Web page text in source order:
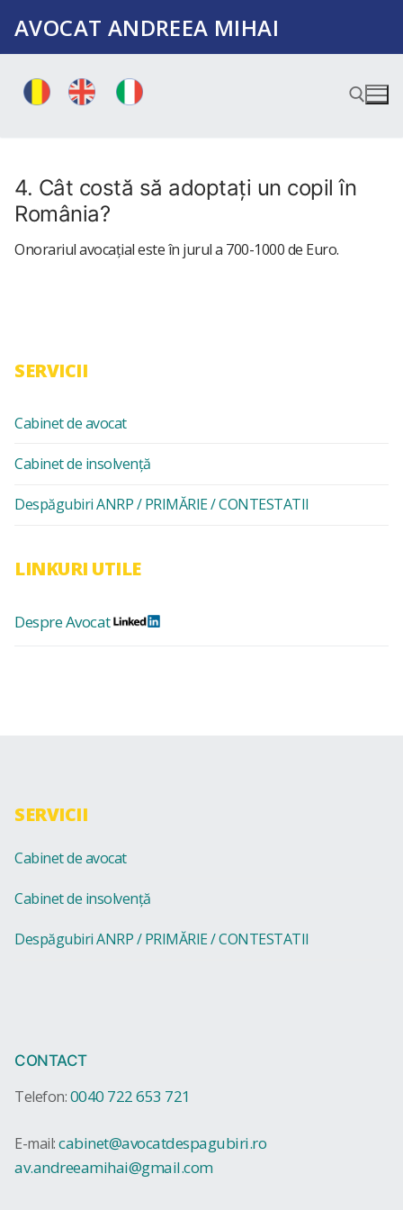
conținut
AVOCAT ANDREEA MIHAI
4. Cât costă să adoptați un copil în
România?
Onorariul avocațial este în jurul a 700-1000 de Euro.
SERVICII
Cabinet de avocat
Cabinet de insolvență
Despăgubiri ANRP / PRIMĂRIE / CONTESTATII
LINKURI UTILE
Despre Avocat
SERVICII
Cabinet de avocat
Cabinet de insolvență
Despăgubiri ANRP / PRIMĂRIE / CONTESTATII
CONTACT
Telefon:0040 722 653 721
E-mail:cabinet@avocatdespagubiri.ro
av.andreeamihai@gmail.com